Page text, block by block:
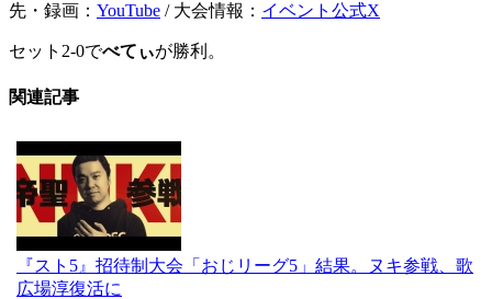
先・録画： YouTube / 大会情報： イベント公式X
セット2-0でべてぃが勝利。
関連記事
『スト5』招待制大会「おじリーグ5」結果。ヌキ参戦、歌
広場淳復活に